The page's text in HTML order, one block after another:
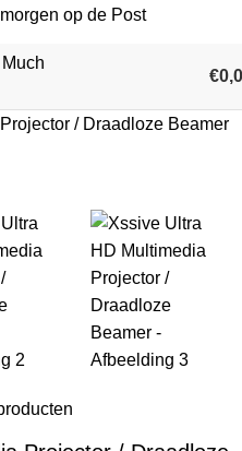
op de Post
€